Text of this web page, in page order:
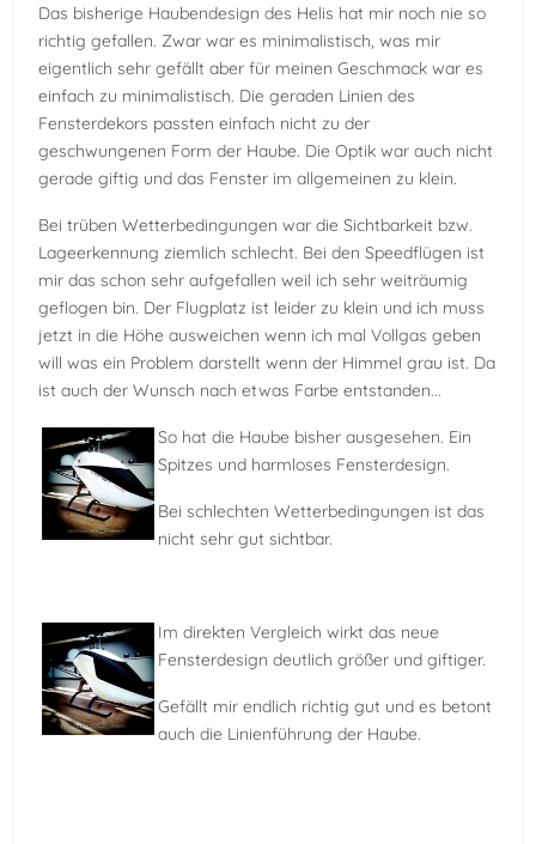
Das bisherige Haubendesign des Helis hat mir noch nie so
richtig gefallen. Zwar war es minimalistisch, was mir
eigentlich sehr gefällt aber für meinen Geschmack war es
einfach zu minimalistisch. Die geraden Linien des
Fensterdekors passten einfach nicht zu der
geschwungenen Form der Haube. Die Optik war auch nicht
gerade giftig und das Fenster im allgemeinen zu klein.
Bei trüben Wetterbedingungen war die Sichtbarkeit bzw.
Lageerkennung ziemlich schlecht. Bei den Speedflügen ist
mir das schon sehr aufgefallen weil ich sehr weiträumig
geflogen bin. Der Flugplatz ist leider zu klein und ich muss
jetzt in die Höhe ausweichen wenn ich mal Vollgas geben
will was ein Problem darstellt wenn der Himmel grau ist. Da
ist auch der Wunsch nach etwas Farbe entstanden...
So hat die Haube bisher ausgesehen. Ein
Spitzes und harmloses Fensterdesign.
Bei schlechten Wetterbedingungen ist das
nicht sehr gut sichtbar.
Im direkten Vergleich wirkt das neue
Fensterdesign deutlich größer und giftiger.
Gefällt mir endlich richtig gut und es betont
auch die Linienführung der Haube.